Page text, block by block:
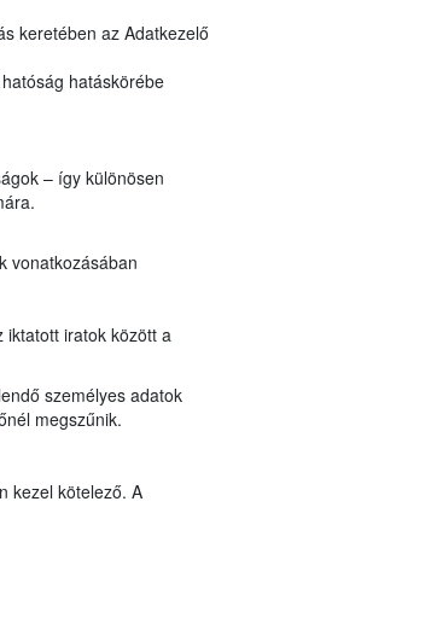
keretében az Adatkezelő
hatáskörébe
– így különösen
vonatkozásában
iktatott iratok között a
személyes adatok
megszűnik.
kezel kötelező. A